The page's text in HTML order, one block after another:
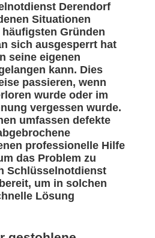
Derendorf
Situationen
Gründen
sich ausgesperrt hat
seine eigenen
kann. Dies
passieren, wenn
wurde oder im
vergessen wurde.
umfassen defekte
professionelle Hilfe
das Problem zu
Schlüsselnotdienst
um in solchen
Lösung